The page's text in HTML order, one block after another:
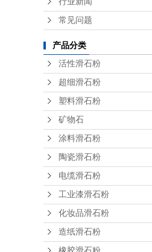
常见问题
产品分类
活性滑石粉
超细滑石粉
塑料滑石粉
矿物石
涂料滑石粉
陶瓷滑石粉
电缆滑石粉
工业漆滑石粉
化妆品滑石粉
造纸滑石粉